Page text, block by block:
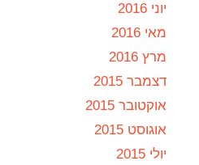
יוני 2016
מאי 2016
מרץ 2016
דצמבר 2015
אוקטובר 2015
אוגוסט 2015
יולי 2015